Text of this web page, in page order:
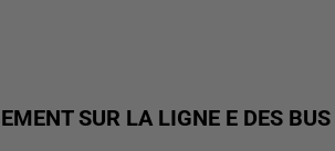
SUR LA LIGNE E DES